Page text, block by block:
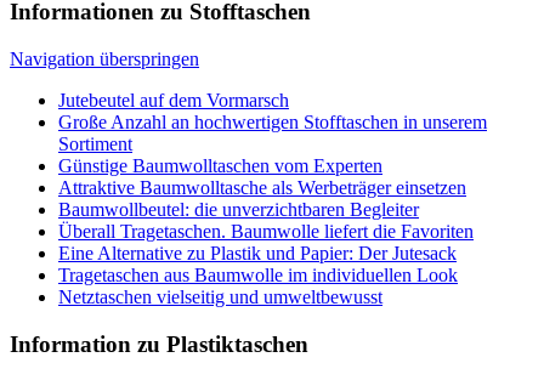
Baumwollbeutel: die unverzichtbaren Begleiter
Eine Alternative zu Plastik und Papier: Der Jutesack
Netztaschen vielseitig und umweltbewusst
Information zu Plastiktaschen
Navigation überspringen
Plastiktüten, Plastiktragetaschen..
Preisgünstige Plastiktüten als Einkaufstaschen für Sie!
Plastiktaschen in allen Größen und Ausführungen
Preiswerte Plastiktüten in unserem Onlineshop
Sicher transportiert im Plastikbeutel